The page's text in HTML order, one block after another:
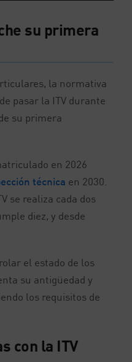
su primera
la normativa
pasar la ITV durante
su primera
en 2026
técnica en 2030.
se realiza cada dos
diez, y desde
el estado de los
su antigüedad y
los requisitos de
con la ITV